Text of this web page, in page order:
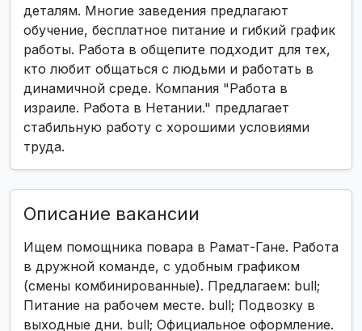
деталям. Многие заведения предлагают
обучение, бесплатное питание и гибкий график
работы. Работа в общепите подходит для тех,
кто любит общаться с людьми и работать в
динамичной среде. Компания "Работа в
израиле. Работа в Нетании." предлагает
стабильную работу с хорошими условиями
труда.
Описание вакансии
Ищем помощника повара в Рамат-Гане. Работа
в дружной команде, с удобным графиком
(смены комбинированные). Предлагаем: bull;
Питание на рабочем месте. bull; Подвозку в
выходные дни. bull; Официальное оформление.